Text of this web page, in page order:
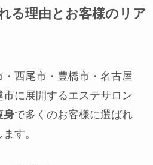
る理由とお客様のリア
西尾市・豊橋市・名古屋
に展開するエステサロン
身で多くのお客様に選ばれ
す。